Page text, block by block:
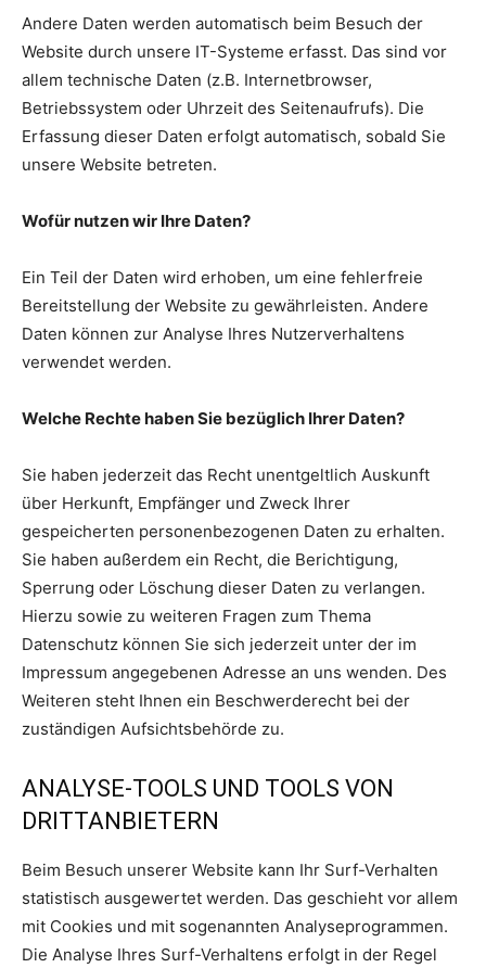
Andere Daten werden automatisch beim Besuch der
Website durch unsere IT-Systeme erfasst. Das sind vor
allem technische Daten (z.B. Internetbrowser,
Betriebssystem oder Uhrzeit des Seitenaufrufs). Die
Erfassung dieser Daten erfolgt automatisch, sobald Sie
unsere Website betreten.
Wofür nutzen wir Ihre Daten?
Ein Teil der Daten wird erhoben, um eine fehlerfreie
Bereitstellung der Website zu gewährleisten. Andere
Daten können zur Analyse Ihres Nutzerverhaltens
verwendet werden.
Welche Rechte haben Sie bezüglich Ihrer Daten?
Sie haben jederzeit das Recht unentgeltlich Auskunft
über Herkunft, Empfänger und Zweck Ihrer
gespeicherten personenbezogenen Daten zu erhalten.
Sie haben außerdem ein Recht, die Berichtigung,
Sperrung oder Löschung dieser Daten zu verlangen.
Hierzu sowie zu weiteren Fragen zum Thema
Datenschutz können Sie sich jederzeit unter der im
Impressum angegebenen Adresse an uns wenden. Des
Weiteren steht Ihnen ein Beschwerderecht bei der
zuständigen Aufsichtsbehörde zu.
ANALYSE-TOOLS UND TOOLS VON
DRITTANBIETERN
Beim Besuch unserer Website kann Ihr Surf-Verhalten
statistisch ausgewertet werden. Das geschieht vor allem
mit Cookies und mit sogenannten Analyseprogrammen.
Die Analyse Ihres Surf-Verhaltens erfolgt in der Regel